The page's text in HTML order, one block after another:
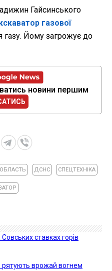
Гайсинського
газової
газу. Йому загрожує до
новини першим
ДСНС СПЕЦТЕХНІКА
ставках горів
врожай вогнем